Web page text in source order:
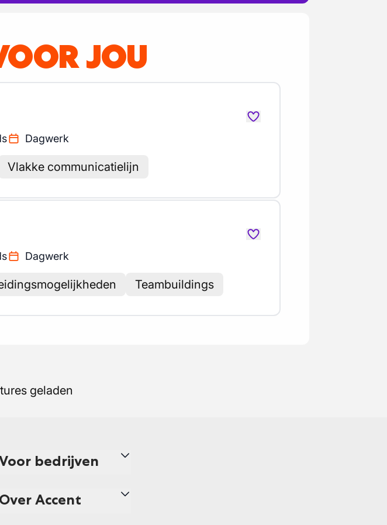
JOU
Dagwerk
Vlakke communicatielijn
Dagwerk
Teambuildings
geladen
bedrijven
Over Accent